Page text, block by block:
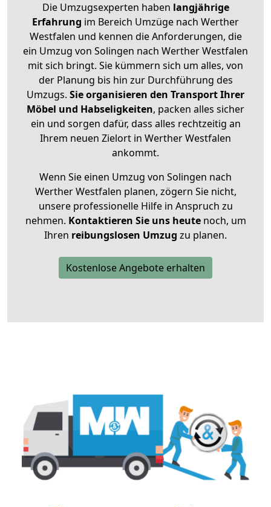
Die Umzugsexperten haben langjährige
Erfahrung im Bereich Umzüge nach Werther
Westfalen und kennen die Anforderungen, die
ein Umzug von Solingen nach Werther Westfalen
mit sich bringt. Sie kümmern sich um alles, von
der Planung bis hin zur Durchführung des
Umzugs. Sie organisieren den Transport Ihrer
Möbel und Habseligkeiten, packen alles sicher
ein und sorgen dafür, dass alles rechtzeitig an
Ihrem neuen Zielort in Werther Westfalen
ankommt.
Wenn Sie einen Umzug von Solingen nach
Werther Westfalen planen, zögern Sie nicht,
unsere professionelle Hilfe in Anspruch zu
nehmen. Kontaktieren Sie uns heutenoch, um
Ihren reibungslosen Umzug zu planen.
Kostenlose Angebote erhalten